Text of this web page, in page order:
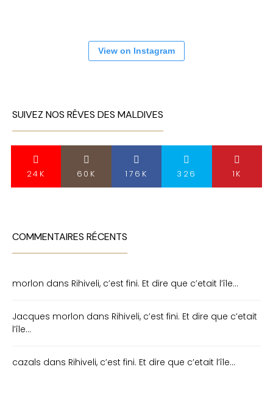
View on Instagram
SUIVEZ NOS RÊVES DES MALDIVES
24K 60K 176K 326 1K
COMMENTAIRES RÉCENTS
morlon dans Rihiveli, c’est fini. Et dire que c’etait l’île…
Jacques morlon dans Rihiveli, c’est fini. Et dire que c’etait
l’île…
cazals dans Rihiveli, c’est fini. Et dire que c’etait l’île…